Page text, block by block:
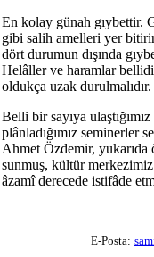
En kolay günah gıybettir.
gibi salih amelleri yer
dört durumun dışında
Helâller ve haramlar
oldukça uzak durulmalıdır.
Belli bir sayıya
plânladığımız seminerler
Ahmet Özdemir, yukarıda
sunmuş, kültür merkezimiz
âzamî derecede istifâde
E-Posta: